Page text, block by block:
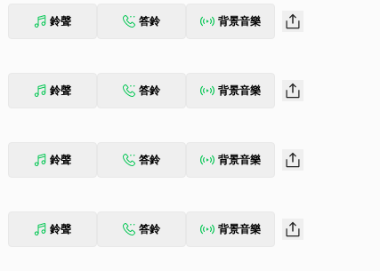
鈴聲 答鈴 背景音樂
鈴聲 答鈴 背景音樂
鈴聲 答鈴 背景音樂
鈴聲 答鈴 背景音樂